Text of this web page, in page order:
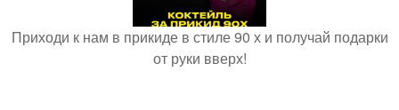
Приходи к нам в прикиде в стиле 90 х и получай подарки
от руки вверх!